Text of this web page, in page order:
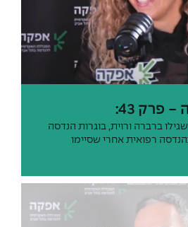
פרק 43:
ברברה ורוית, בוגרות הנדסה
רפואית אחרי שסיימו